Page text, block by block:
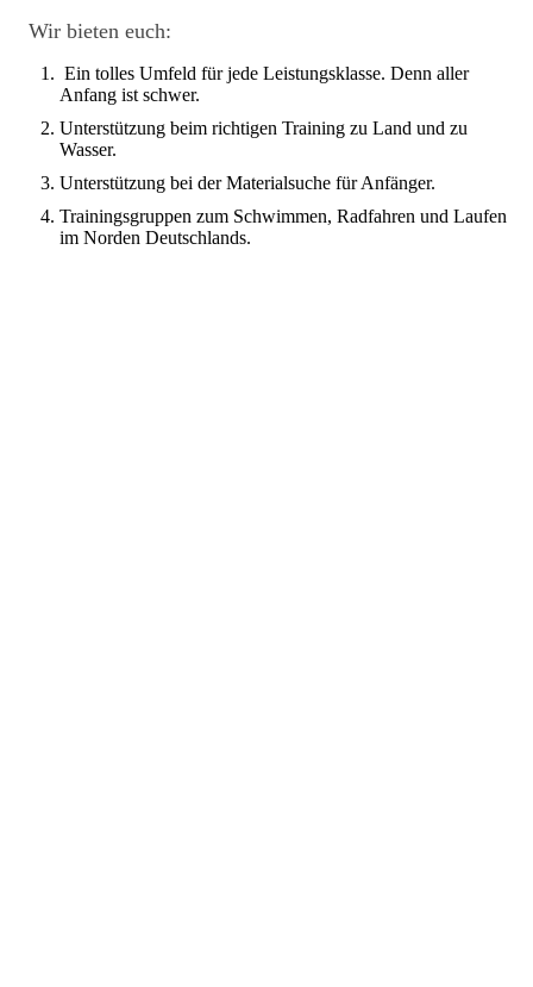
Wir bieten euch:
Ein tolles Umfeld für jede Leistungsklasse. Denn aller
Anfang ist schwer.
Unterstützung beim richtigen Training zu Land und zu
Wasser.
Unterstützung bei der Materialsuche für Anfänger.
Trainingsgruppen zum Schwimmen, Radfahren und Laufen
im Norden Deutschlands.